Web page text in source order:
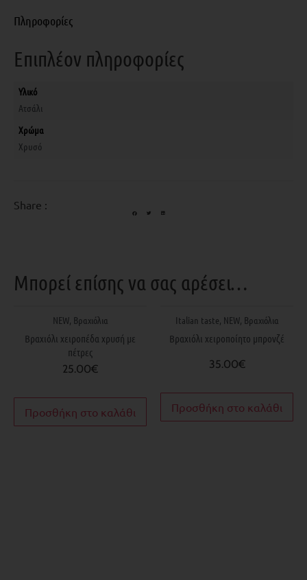
Πληροφορίες
Επιπλέον πληροφορίες
Υλικό
Ατσάλι
Χρώμα
Χρυσό
Share :
Μπορεί επίσης να σας αρέσει…
NEW, Βραχιόλια
Βραχιόλι χειροπέδα χρυσή με
πέτρες
25.00€
Προσθήκη στο καλάθι
Italian taste, NEW, Βραχιόλια
Βραχιόλι χειροποίητο μπρονζέ
35.00€
Προσθήκη στο καλάθι